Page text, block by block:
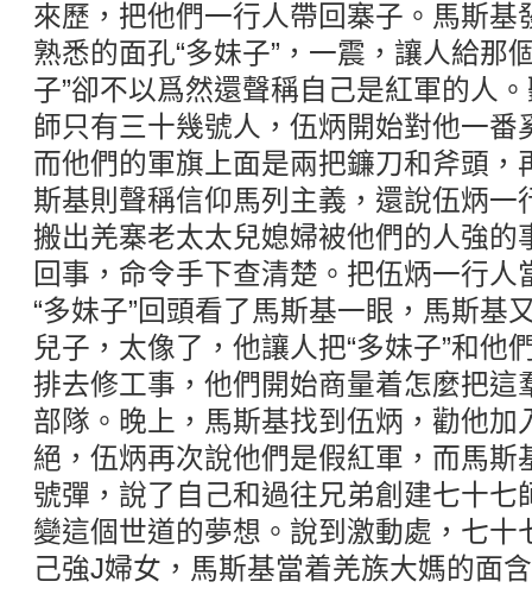
來歷，把他們一行人帶回寨子。馬斯基
熟悉的面孔“多妹子”，一震，讓人給那
子”卻不以爲然還聲稱自己是紅軍的人
師只有三十幾號人，伍炳開始對他一番
而他們的軍旗上面是兩把鐮刀和斧頭，
斯基則聲稱信仰馬列主義，還說伍炳一
搬出羌寨老太太兒媳婦被他們的人強的
回事，命令手下查清楚。把伍炳一行
“多妹子”回頭看了馬斯基一眼，馬斯基
兒子，太像了，他讓人把“多妹子”和他
排去修工事，他們開始商量着怎麼把這
部隊。晚上，馬斯基找到伍炳，勸他加
絕，伍炳再次說他們是假紅軍，而馬斯
號彈，說了自己和過往兄弟創建七十七
變這個世道的夢想。說到激動處，七十
己強J婦女，馬斯基當着羌族大媽的面